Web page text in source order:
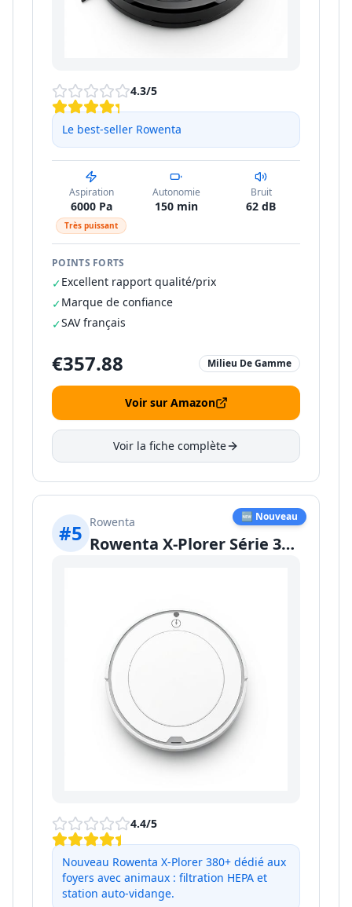
4.3/5
Le best-seller Rowenta
Aspiration
6000 Pa
Très puissant
Autonomie
150 min
Bruit
62 dB
POINTS FORTS
✓Excellent rapport qualité/prix
✓Marque de confiance
✓SAV français
€357.88 Milieu De Gamme
Voir sur Amazon
Voir la fiche complète
🆕 Nouveau
#5 Rowenta
Rowenta X-Plorer Série 380+
4.4/5
Nouveau Rowenta X-Plorer 380+ dédié aux
foyers avec animaux : filtration HEPA et
station auto-vidange.